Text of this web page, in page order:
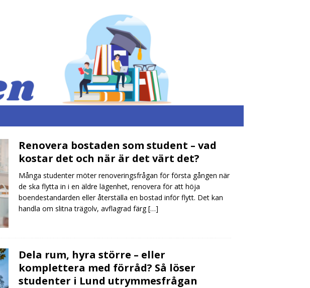
Renovera bostaden som student – vad
kostar det och när är det värt det?
Många studenter möter renoveringsfrågan för första gången när
de ska flytta in i en äldre lägenhet, renovera för att höja
boendestandarden eller återställa en bostad inför flytt. Det kan
handla om slitna trägolv, avflagrad färg[…]
Dela rum, hyra större – eller
komplettera med förråd? Så löser
studenter i Lund utrymmesfrågan